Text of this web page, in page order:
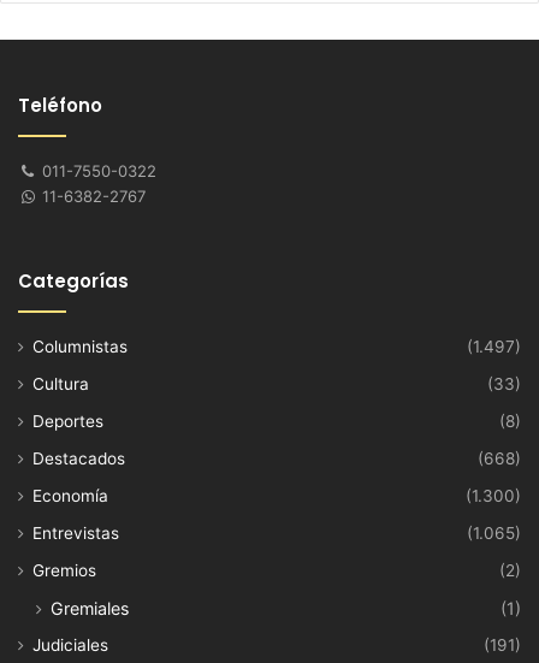
Teléfono
011-7550-0322
11-6382-2767
Categorías
Columnistas
(1.497)
Cultura
(33)
Deportes
(8)
Destacados
(668)
Economía
(1.300)
Entrevistas
(1.065)
Gremios
(2)
Gremiales (1)
Judiciales
(191)